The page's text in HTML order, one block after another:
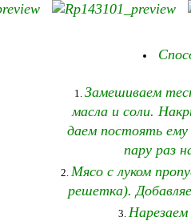
Замешиваем
масла и соли.
даем постоять
пару раз
Мясо с луком
решетка).
Нарезаем